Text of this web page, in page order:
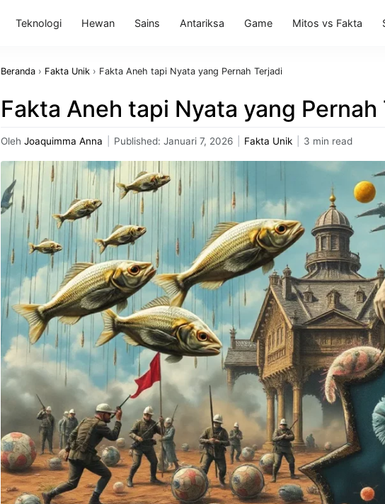
Teknologi Hewan Sains Antariksa Game Mitos vs Fakta
Beranda › Fakta Unik › Fakta Aneh tapi Nyata yang Pernah Terjadi
Fakta Aneh tapi Nyata yang Pernah
Oleh Joaquimma Anna Published: Januari 7, 2026 Fakta Unik 3 min read